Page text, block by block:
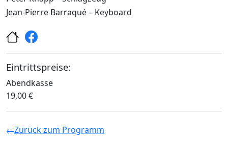
Jean-Pierre Barraqué – Keyboard
Eintrittspreise:
Abendkasse
19,00 €
Zurück zum Programm